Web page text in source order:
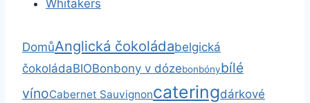
Whitakers
DomůAnglická čokoládabelgická
čokoládaBIOBonbony v dózebonbónybílé
vínoCabernet Sauvignoncateringdárkové